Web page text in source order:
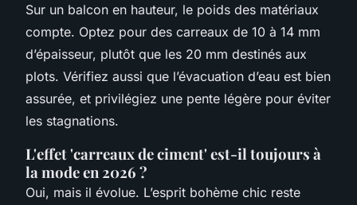
Sur un balcon en hauteur, le poids des matériaux
compte. Optez pour des carreaux de 10 à 14 mm
d’épaisseur, plutôt que les 20 mm destinés aux
plots. Vérifiez aussi que l’évacuation d’eau est bien
assurée, et privilégiez une pente légère pour éviter
les stagnations.
L'effet 'carreaux de ciment' est-il toujours à
la mode en 2026 ?
Oui, mais il évolue. L’esprit bohème chic reste